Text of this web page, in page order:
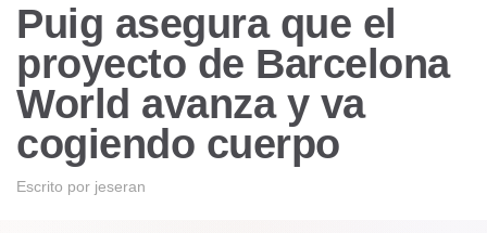
Puig asegura que el
proyecto de Barcelona
World avanza y va
cogiendo cuerpo
Escrito por jeseran